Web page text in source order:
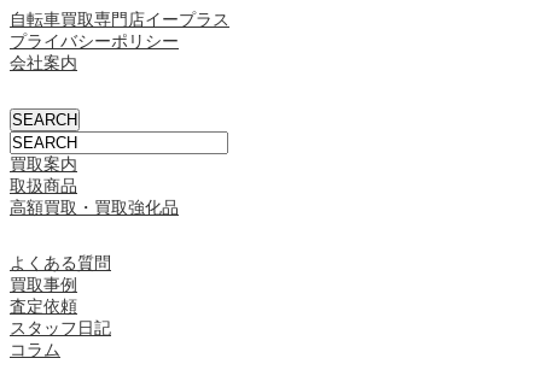
自転車買取専門店イープラス
プライバシーポリシー
会社案内
買取案内
取扱商品
高額買取・買取強化品
よくある質問
買取事例
査定依頼
スタッフ日記
コラム